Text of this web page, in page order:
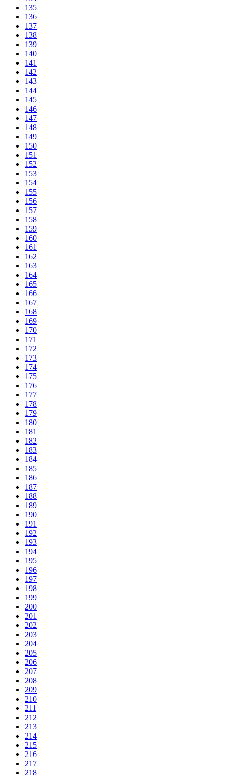
135
136
137
138
139
140
141
142
143
144
145
146
147
148
149
150
151
152
153
154
155
156
157
158
159
160
161
162
163
164
165
166
167
168
169
170
171
172
173
174
175
176
177
178
179
180
181
182
183
184
185
186
187
188
189
190
191
192
193
194
195
196
197
198
199
200
201
202
203
204
205
206
207
208
209
210
211
212
213
214
215
216
217
218